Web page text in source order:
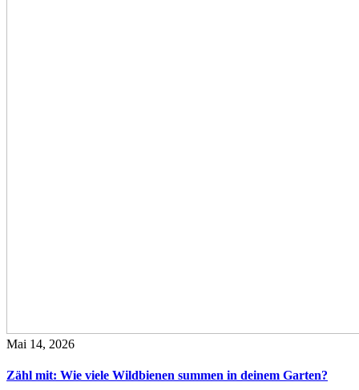
Mai 14, 2026
Zähl mit: Wie viele Wildbienen summen in deinem Garten?